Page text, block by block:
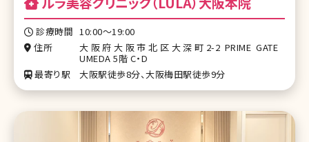
診療時間 10:00〜19:00
住所
大阪府大阪市北区大深町2-2 PRIME GATE
UMEDA 5階 C・D
最寄り駅
大阪駅徒歩8分、大阪梅田駅徒歩9分